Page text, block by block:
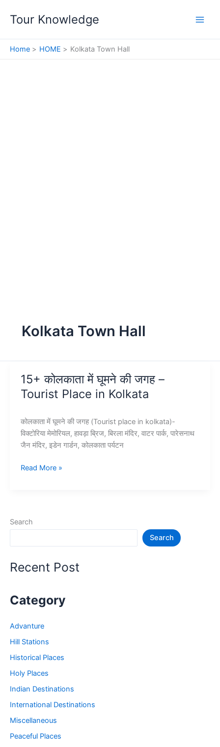
Tour Knowledge
Home HOME Kolkata Town Hall
Kolkata Town Hall
15+ कोलकाता में घूमने की जगह –
Tourist Place in Kolkata
कोलकाता में घूमने की जगह (Tourist place in kolkata)-
विक्टोरिया मेमोरियल, हावड़ा ब्रिज, बिरला मंदिर, वाटर पार्क, पारेसनाथ
जैन मंदिर, इडेन गार्डन, कोलकाता पर्यटन
15+
जगह
in
Read More »
Search
Search
Recent Post
Category
Advanture
Hill Stations
Historical Places
Holy Places
Indian Destinations
International Destinations
Miscellaneous
Peaceful Places